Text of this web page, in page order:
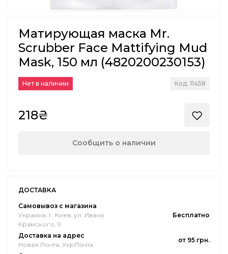
Матирующая маска Mr.
Scrubber Face Mattifying Mud
Mask, 150 мл (4820200230153)
Нет в наличии Код: 11458
218₴
Сообщить о наличии
ДОСТАВКА
Самовывоз с магазина
Украина, г. Киев, ул. Ивана
Крамского, 9
Бесплатно
Доставка на адрес
Новая Почта, УкрПочта
от 95 грн.